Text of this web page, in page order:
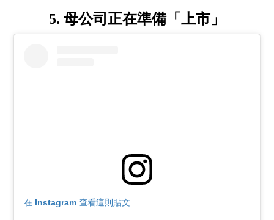
5. 母公司正在準備「上市」
在 Instagram 查看這則貼文